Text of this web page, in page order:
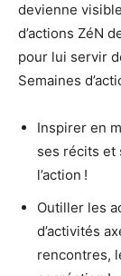
devienne
d’actions ZéN
pour lui servir
Semaines
Inspirer en
ses récits et
l’action !
Outiller les
d’activités
rencontres,